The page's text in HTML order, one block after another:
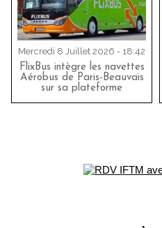
Mercredi 8 Juillet 2026 - 18:42
FlixBus intègre les navettes
Aérobus de Paris-Beauvais
sur sa plateforme